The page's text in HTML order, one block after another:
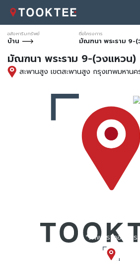
อสังหาริมทรัพย์
บ้าน
ชื่อโครงการ
มัณฑนา พระราม 9-(
มัณฑนา พระราม 9-(วงแหวน)
สะพานสูง เขตสะพานสูง กรุงเทพมหาน
*ภาพประกอบกา